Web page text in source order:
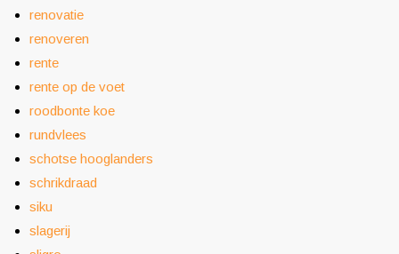
renovatie
renoveren
rente
rente op de voet
roodbonte koe
rundvlees
schotse hooglanders
schrikdraad
siku
slagerij